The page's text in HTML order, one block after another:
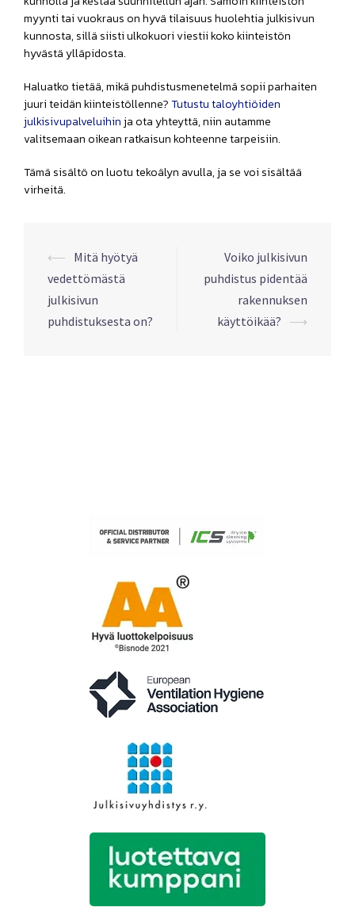
myynti tai vuokraus on hyvä tilaisuus huolehtia julkisivun
kunnosta, sillä siisti ulkokuori viestii koko kiinteistön
hyvästä ylläpidosta.
Haluatko tietää, mikä puhdistusmenetelmä sopii parhaiten
juuri teidän kiinteistöllenne?Tutustu taloyhtiöiden
julkisivupalveluihin ja ota yhteyttä, niin autamme
valitsemaan oikean ratkaisun kohteenne tarpeisiin.
Tämä sisältö on luotu tekoälyn avulla, ja se voi sisältää
virheitä.
Post
navigation
⟵ Mitä hyötyä
vedettömästä
julkisivun
puhdistuksesta on?
Voiko julkisivun
puhdistus pidentää
rakennuksen
käyttöikää? ⟶